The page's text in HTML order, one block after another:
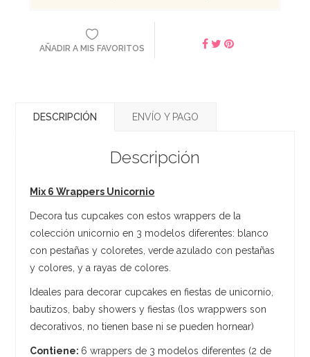
AÑADIR A MIS FAVORITOS
DESCRIPCIÓN ENVÍO Y PAGO
Descripción
Mix 6 Wrappers Unicornio
Decora tus cupcakes con estos wrappers de la
colección unicornio en 3 modelos diferentes: blanco
con pestañas y coloretes, verde azulado con pestañas
y colores, y a rayas de colores.
Ideales para decorar cupcakes en fiestas de unicornio,
bautizos, baby showers y fiestas (los wrappwers son
decorativos, no tienen base ni se pueden hornear)
Contiene: 6 wrappers de 3 modelos diferentes (2 de